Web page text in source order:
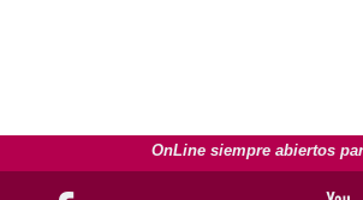
OnLine siempre abiertos